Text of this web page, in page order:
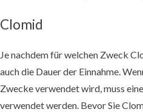
Clomid
Je nachdem für welchen Zweck
auch die Dauer der Einnahme.
Zwecke verwendet wird, muss
verwendet werden. Bevor Sie